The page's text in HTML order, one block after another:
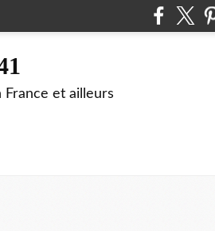
France et ailleurs